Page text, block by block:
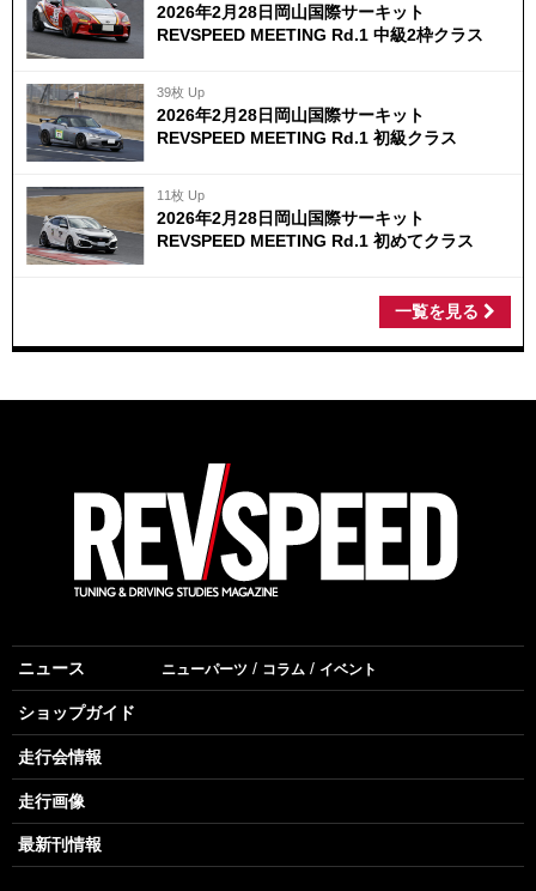
2026年2月28日岡山国際サーキット
REVSPEED MEETING Rd.1 中級2枠クラス
39枚 Up
2026年2月28日岡山国際サーキット
REVSPEED MEETING Rd.1 初級クラス
11枚 Up
2026年2月28日岡山国際サーキット
REVSPEED MEETING Rd.1 初めてクラス
一覧を見る
ニュース ニューパーツ コラム イベント
ショップガイド
走行会情報
走行画像
最新刊情報